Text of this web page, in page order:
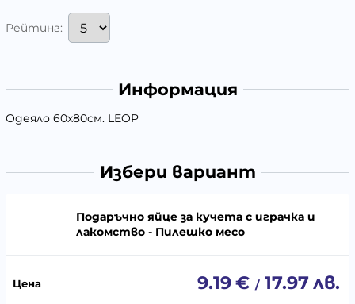
Рейтинг:
Информация
Одеяло 60х80см. LEOP
Избери вариант
Подаръчно яйце за кучета с играчка и
лакомство - Пилешко месо
9.19€ / 17.97лв.